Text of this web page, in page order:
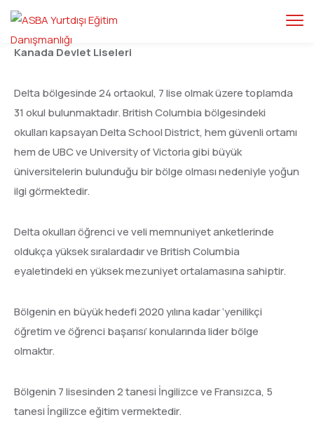
Kanada Devlet Liseleri
Delta bölgesinde 24 ortaokul, 7 lise olmak üzere toplamda
31 okul bulunmaktadır. British Columbia bölgesindeki
okulları kapsayan Delta School District, hem güvenli ortamı
hem de UBC ve University of Victoria gibi büyük
üniversitelerin bulunduğu bir bölge olması nedeniyle yoğun
ilgi görmektedir.
Delta okulları öğrenci ve veli memnuniyet anketlerinde
oldukça yüksek sıralardadır ve British Columbia
eyaletindeki en yüksek mezuniyet ortalamasına sahiptir.
Bölgenin en büyük hedefi 2020 yılına kadar ‘yenilikçi
öğretim ve öğrenci başarısı’ konularında lider bölge
olmaktır.
Bölgenin 7 lisesinden 2 tanesi İngilizce ve Fransızca, 5
tanesi İngilizce eğitim vermektedir.